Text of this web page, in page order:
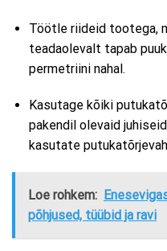
Töötle riideid tootega,
teadaolevalt tapab
permetriini nahal.
Kasutage kõiki
pakendil olevaid
kasutate
Loe rohkem:
põhjused, tüübid ja ravi